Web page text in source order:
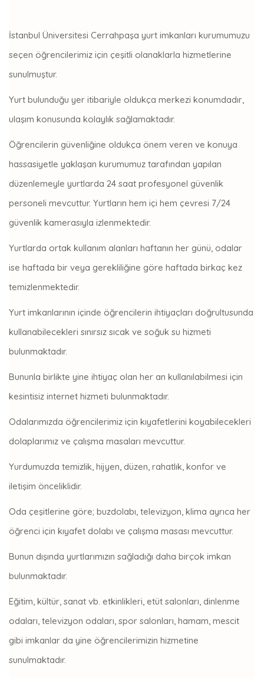
İstanbul Üniversitesi Cerrahpaşa yurt imkanları kurumumuzu
seçen öğrencilerimiz için çeşitli olanaklarla hizmetlerine
sunulmuştur.
Yurt bulunduğu yer itibariyle oldukça merkezi konumdadır,
ulaşım konusunda kolaylık sağlamaktadır.
Öğrencilerin güvenliğine oldukça önem veren ve konuya
hassasiyetle yaklaşan kurumumuz tarafından yapılan
düzenlemeyle yurtlarda 24 saat profesyonel güvenlik
personeli mevcuttur. Yurtların hem içi hem çevresi 7/24
güvenlik kamerasıyla izlenmektedir.
Yurtlarda ortak kullanım alanları haftanın her günü, odalar
ise haftada bir veya gerekliliğine göre haftada birkaç kez
temizlenmektedir.
Yurt imkanlarının içinde öğrencilerin ihtiyaçları doğrultusunda
kullanabilecekleri sınırsız sıcak ve soğuk su hizmeti
bulunmaktadır.
Bununla birlikte yine ihtiyaç olan her an kullanılabilmesi için
kesintisiz internet hizmeti bulunmaktadır.
Odalarımızda öğrencilerimiz için kıyafetlerini koyabilecekleri
dolaplarımız ve çalışma masaları mevcuttur.
Yurdumuzda temizlik, hijyen, düzen, rahatlık, konfor ve
iletişim önceliklidir.
Oda çeşitlerine göre; buzdolabı, televizyon, klima ayrıca her
öğrenci için kıyafet dolabı ve çalışma masası mevcuttur.
Bunun dışında yurtlarımızın sağladığı daha birçok imkan
bulunmaktadır.
Eğitim, kültür, sanat vb. etkinlikleri, etüt salonları, dinlenme
odaları, televizyon odaları, spor salonları, hamam, mescit
gibi imkanlar da yine öğrencilerimizin hizmetine
sunulmaktadır.